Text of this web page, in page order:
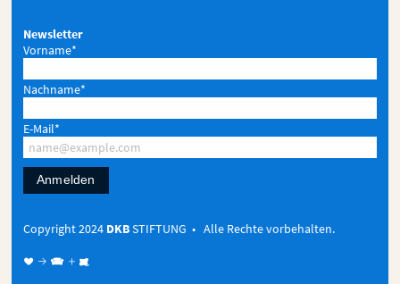
Newsletter
Vorname*
Nachname*
E-Mail*
Anmelden
Copyright 2024 DKBSTIFTUNG • Alle Rechte vorbehalten.
♥ →  + 